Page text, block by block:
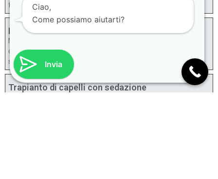
fiducia in se
Metodi medici nei trattamenti per capelli
Metodi medici nei trattamenti per capelli Capelli, che sono una
delle parti più importanti dell’aspetto; sono esposti allo
spargimento di fronte a fattori come stress,
Trapianto di capelli con sedazione
Invia
Ciao,
Come possiamo aiutarti?